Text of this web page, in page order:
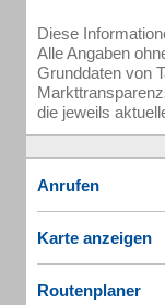
Diese
Alle Angaben
Grunddaten von
die jeweils
Anrufen
Karte anzeigen
Routenplaner